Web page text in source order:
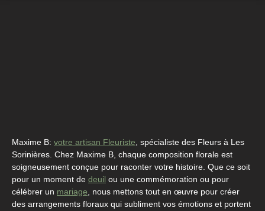
Maxime B: votre artisan Fleuriste, spécialiste des Fleurs à Les
Sorinières. Chez Maxime B, chaque composition florale est
soigneusement conçue pour raconter votre histoire. Que ce soit
pour un moment de deuil ou une commémoration ou pour
célébrer un mariage, nous mettons tout en œuvre pour créer
des arrangements floraux qui subliment vos émotions et portent